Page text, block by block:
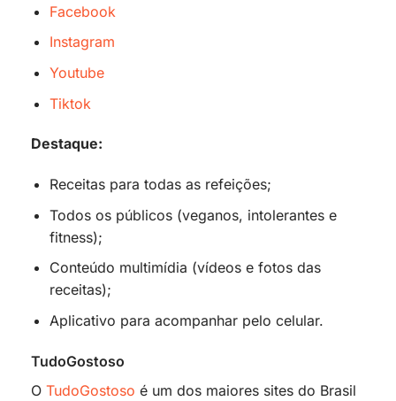
Facebook
Instagram
Youtube
Tiktok
Destaque:
Receitas para todas as refeições;
Todos os públicos (veganos, intolerantes e
fitness);
Conteúdo multimídia (vídeos e fotos das
receitas);
Aplicativo para acompanhar pelo celular.
TudoGostoso
O TudoGostoso é um dos maiores sites do Brasil